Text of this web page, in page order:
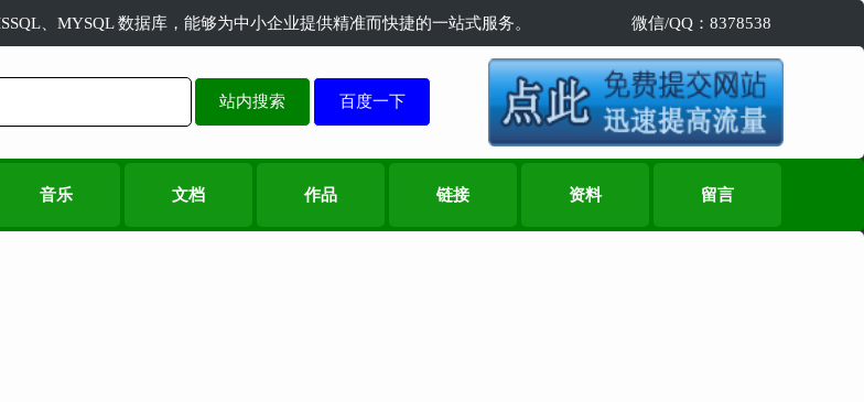
、MYSQL 数据库，能够为中小企业提供精准而快捷的一站式服务。 微信/QQ：8378538
站内搜索
音乐 文档 作品 链接 资料 留言